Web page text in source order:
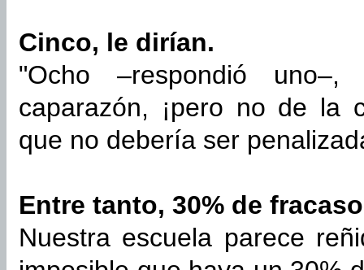
Cinco, le dirían.
"Ocho –respondió
caparazón, ¡pero no de la
que no debería ser
Entre tanto, 30% de
Nuestra escuela parece